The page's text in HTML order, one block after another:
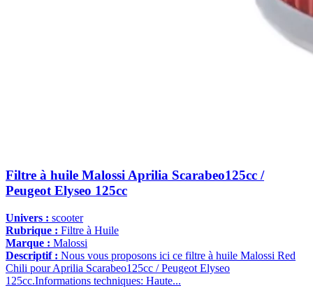
Filtre à huile Malossi Aprilia Scarabeo125cc /
Peugeot Elyseo 125cc
Univers : scooter
Rubrique : Filtre à Huile
Marque : Malossi
Descriptif : Nous vous proposons ici ce filtre à huile Malossi Red
Chili pour Aprilia Scarabeo125cc / Peugeot Elyseo
125cc.Informations techniques: Haute...